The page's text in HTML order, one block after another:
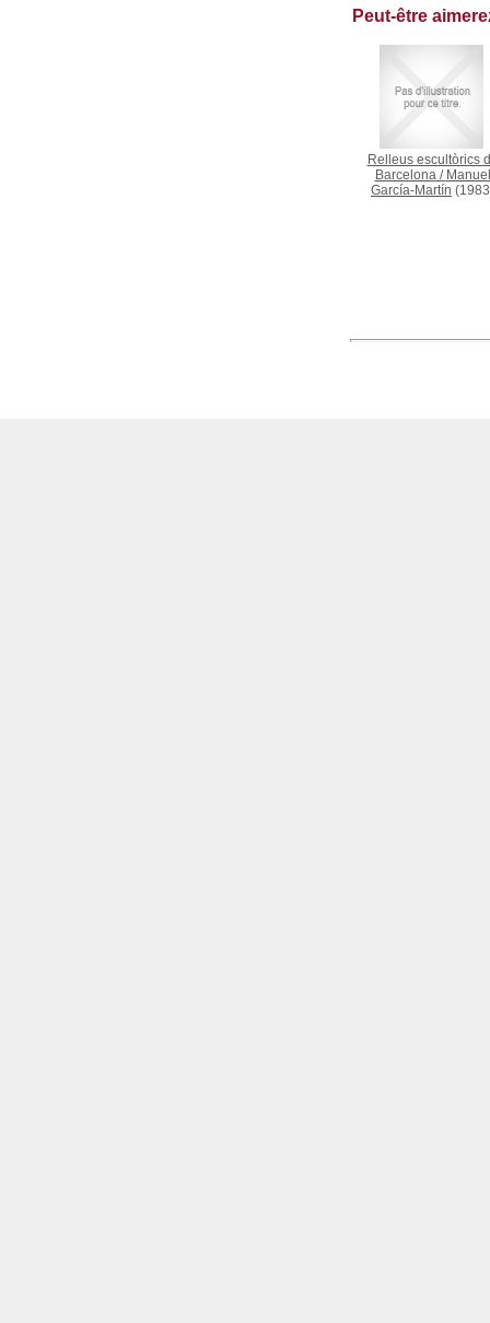
Peut-être
Relleus escultòrics
Barcelona/ Manuel
García-Martín